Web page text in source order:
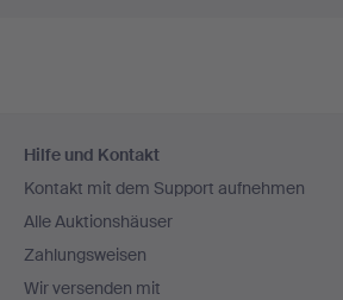
Navigation
Hilfe und Kontakt
Kontakt mit dem Support aufnehmen
Alle Auktionshäuser
Zahlungsweisen
Wir versenden mit